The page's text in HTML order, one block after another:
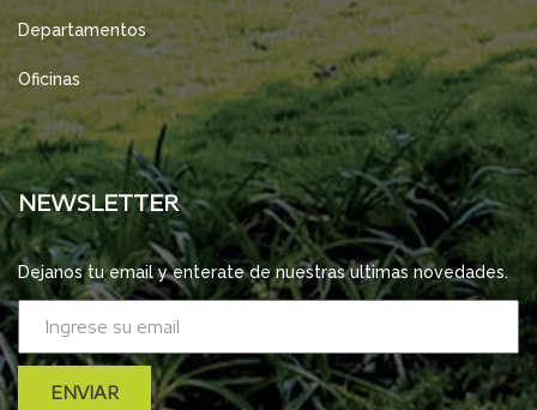
Departamentos
Oficinas
NEWSLETTER
Dejanos tu email y enterate de nuestras ultimas novedades.
ENVIAR